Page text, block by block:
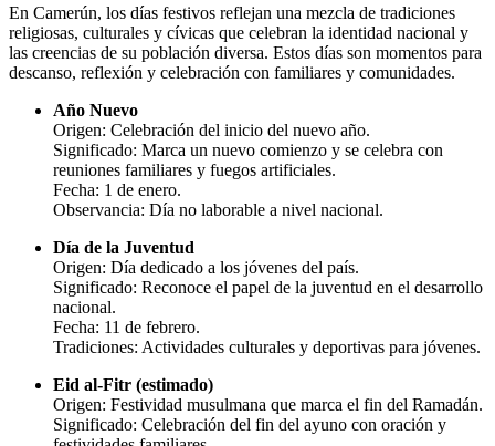
En Camerún, los días festivos reflejan una mezcla de tradiciones
religiosas, culturales y cívicas que celebran la identidad nacional y
las creencias de su población diversa. Estos días son momentos para
descanso, reflexión y celebración con familiares y comunidades.
Año Nuevo
Origen: Celebración del inicio del nuevo año.
Significado: Marca un nuevo comienzo y se celebra con
reuniones familiares y fuegos artificiales.
Fecha: 1 de enero.
Observancia: Día no laborable a nivel nacional.
Día de la Juventud
Origen: Día dedicado a los jóvenes del país.
Significado: Reconoce el papel de la juventud en el desarrollo
nacional.
Fecha: 11 de febrero.
Tradiciones: Actividades culturales y deportivas para jóvenes.
Eid al-Fitr (estimado)
Origen: Festividad musulmana que marca el fin del Ramadán.
Significado: Celebración del fin del ayuno con oración y